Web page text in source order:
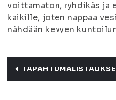
voittamaton, ryhdikäs ja
kaikille, joten nappaa
nähdään kevyen